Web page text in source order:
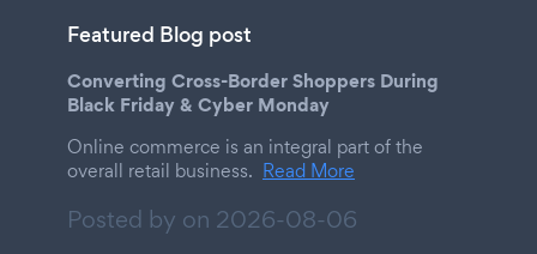
Featured Blog post
Converting Cross-Border Shoppers During
Black Friday & Cyber Monday
Online commerce is an integral part of the
overall retail business. Read More
Posted by on 2026-08-06